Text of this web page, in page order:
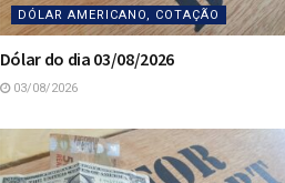
DÓLAR AMERICANO, COTAÇÃO
Dólar do dia 03/08/2026
03/08/2026